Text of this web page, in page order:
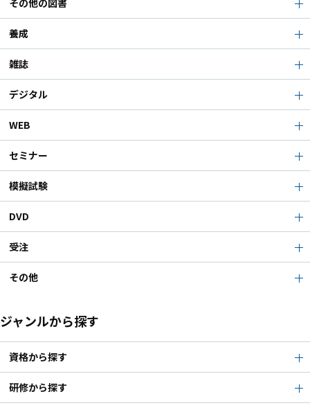
その他の図書
養成
雑誌
デジタル
WEB
セミナー
模擬試験
DVD
受注
その他
ジャンルから探す
資格から探す
研修から探す